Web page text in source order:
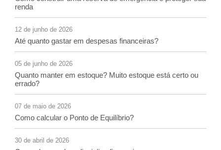
renda
12 de junho de 2026
Até quanto gastar em despesas financeiras?
05 de junho de 2026
Quanto manter em estoque? Muito estoque está certo ou
errado?
07 de maio de 2026
Como calcular o Ponto de Equilíbrio?
30 de abril de 2026